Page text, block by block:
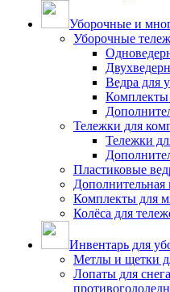
Уборочные и
Уборочные
Ведра для
Комплекты
Тележки для
Тележки
Пластиковые
Дополнительная
Комплекты для
Колёса для
Инвентарь для
Метлы и щетки
Лопаты для